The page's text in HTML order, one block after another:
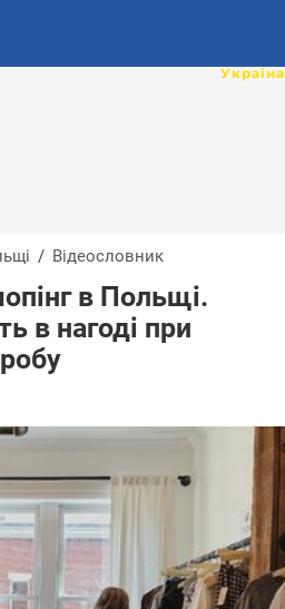
/ Відеословник
в Польщі.
в нагоді при